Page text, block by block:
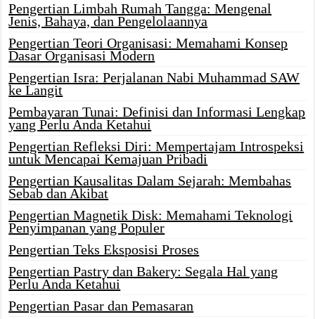
Pengertian Limbah Rumah Tangga: Mengenal
Jenis, Bahaya, dan Pengelolaannya
Pengertian Teori Organisasi: Memahami Konsep
Dasar Organisasi Modern
Pengertian Isra: Perjalanan Nabi Muhammad SAW
ke Langit
Pembayaran Tunai: Definisi dan Informasi Lengkap
yang Perlu Anda Ketahui
Pengertian Refleksi Diri: Mempertajam Introspeksi
untuk Mencapai Kemajuan Pribadi
Pengertian Kausalitas Dalam Sejarah: Membahas
Sebab dan Akibat
Pengertian Magnetik Disk: Memahami Teknologi
Penyimpanan yang Populer
Pengertian Teks Eksposisi Proses
Pengertian Pastry dan Bakery: Segala Hal yang
Perlu Anda Ketahui
Pengertian Pasar dan Pemasaran